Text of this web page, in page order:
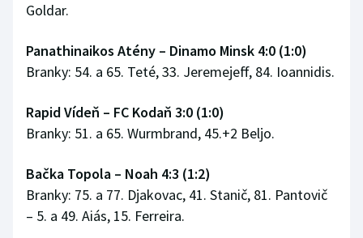
Goldar.
Panathinaikos Atény – Dinamo Minsk 4:0 (1:0)
Branky: 54. a 65. Teté, 33. Jeremejeff, 84. Ioannidis.
Rapid Vídeň – FC Kodaň 3:0 (1:0)
Branky: 51. a 65. Wurmbrand, 45.+2 Beljo.
Bačka Topola – Noah 4:3 (1:2)
Branky: 75. a 77. Djakovac, 41. Stanič, 81. Pantovič
– 5. a 49. Aiás, 15. Ferreira.